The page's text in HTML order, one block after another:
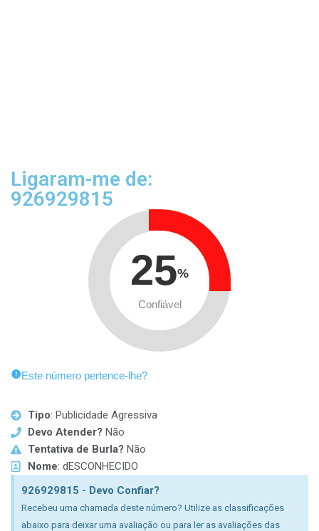
Ligaram-me de:
926929815
25%
Confiável
Este número pertence-lhe?
Tipo: Publicidade Agressiva
Devo Atender? Não
Tentativa de Burla? Não
Nome: dESCONHECIDO
926929815 - Devo Confiar?
Recebeu uma chamada deste número? Utilize as classificações
abaixo para deixar uma avaliação ou para ler as avaliações das